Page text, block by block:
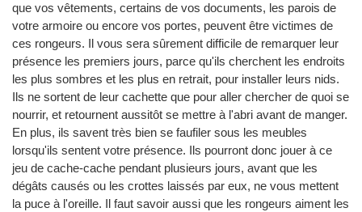
que vos vêtements, certains de vos documents, les parois de
votre armoire ou encore vos portes, peuvent être victimes de
ces rongeurs. Il vous sera sûrement difficile de remarquer leur
présence les premiers jours, parce qu'ils cherchent les endroits
les plus sombres et les plus en retrait, pour installer leurs nids.
Ils ne sortent de leur cachette que pour aller chercher de quoi se
nourrir, et retournent aussitôt se mettre à l'abri avant de manger.
En plus, ils savent très bien se faufiler sous les meubles
lorsqu'ils sentent votre présence. Ils pourront donc jouer à ce
jeu de cache-cache pendant plusieurs jours, avant que les
dégâts causés ou les crottes laissés par eux, ne vous mettent
la puce à l'oreille. Il faut savoir aussi que les rongeurs aiment les